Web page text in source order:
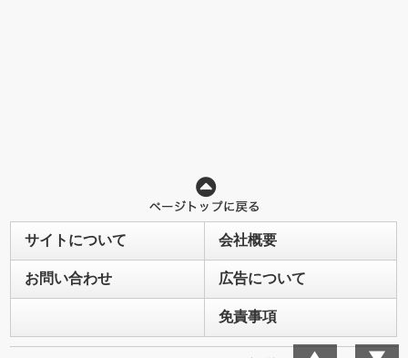
サイトについて 会社概要
お問い合わせ 広告について
免責事項